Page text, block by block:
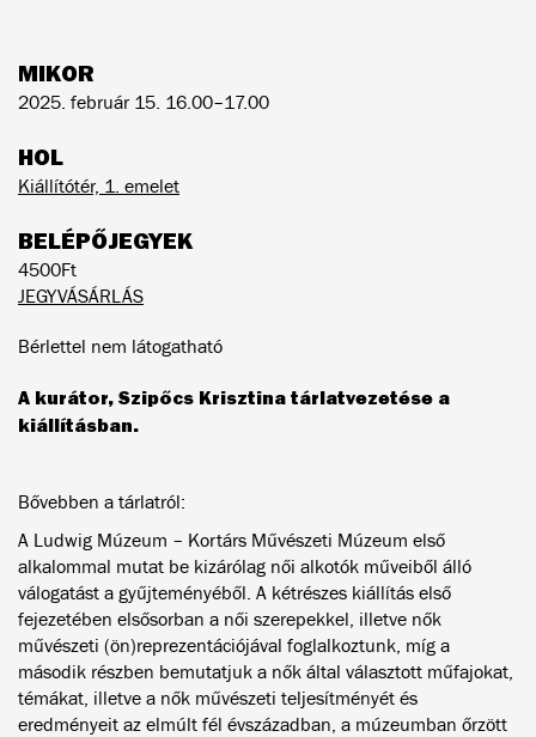
MIKOR
2025. február 15. 16.00–17.00
HOL
Kiállítótér, 1. emelet
BELÉPŐJEGYEK
4500Ft
JEGYVÁSÁRLÁS
Bérlettel nem látogatható
A kurátor, Szipőcs Krisztina tárlatvezetése a
kiállításban.
Bővebben a tárlatról:
A Ludwig Múzeum – Kortárs Művészeti Múzeum első
alkalommal mutat be kizárólag női alkotók műveiből álló
válogatást a gyűjteményéből. A kétrészes kiállítás első
fejezetében elsősorban a női szerepekkel, illetve nők
művészeti (ön)reprezentációjával foglalkoztunk, míg a
második részben bemutatjuk a nők által választott műfajokat,
témákat, illetve a nők művészeti teljesítményét és
eredményeit az elmúlt fél évszázadban, a múzeumban őrzött